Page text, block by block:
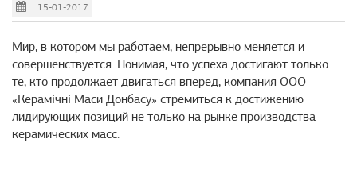
15-01-2017
Мир, в котором мы работаем, непрерывно меняется и
совершенствуется. Понимая, что успеха достигают только
те, кто продолжает двигаться вперед, компания ООО
«Керамічні Маси Донбасу» стремиться к достижению
лидирующих позиций не только на рынке производства
керамических масс.